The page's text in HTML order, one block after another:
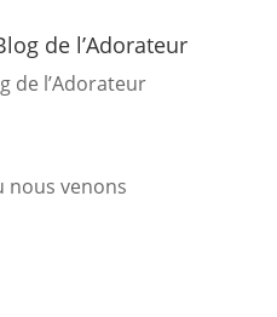
de l’Adorateur
de l’Adorateur
nous venons